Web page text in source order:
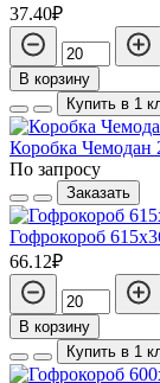
37.40₽
В корзину
Купить в 1
Коробка Чемодан
По запросу
Заказать
Гофрокороб
66.12₽
В корзину
Купить в 1